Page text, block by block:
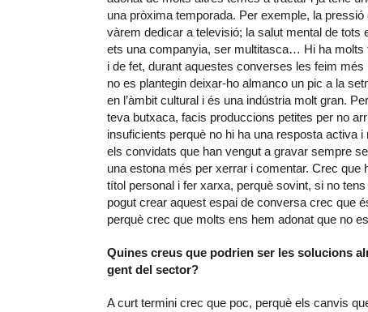
una pròxima temporada. Per exemple, la
vàrem dedicar a televisió; la salut mental de
ets una companyia, ser multitasca… Hi ha
i de fet, durant aquestes converses les feim
no es plantegin deixar-ho almanco un pic a la
en l’àmbit cultural i és una indústria molt gran.
teva butxaca, facis produccions petites per no
insuficients perquè no hi ha una resposta activa
els convidats que han vengut a gravar sempre
una estona més per xerrar i comentar. Crec
títol personal i fer xarxa, perquè sovint, si no
pogut crear aquest espai de conversa crec que
perquè crec que molts ens hem adonat que no
Quines creus que podrien ser les solucions
gent del sector?
A curt termini crec que poc, perquè els canvis